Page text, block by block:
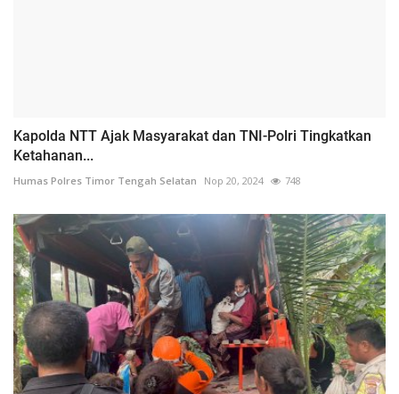
Kapolda NTT Ajak Masyarakat dan TNI-Polri Tingkatkan
Ketahanan...
Humas Polres Timor Tengah Selatan Nop 20, 2024 748